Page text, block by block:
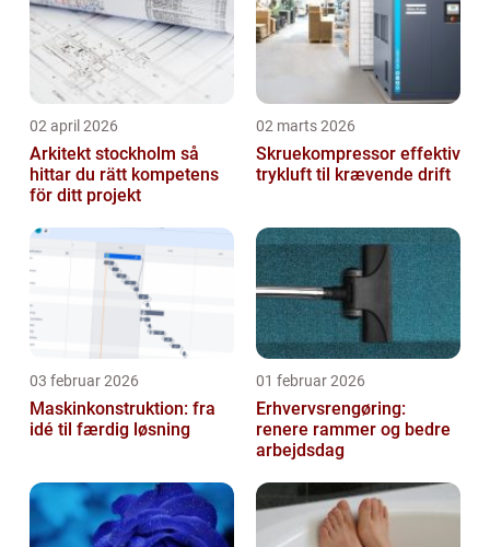
02 april 2026
Arkitekt stockholm så
hittar du rätt kompetens
för ditt projekt
02 marts 2026
Skruekompressor effektiv
trykluft til krævende drift
03 februar 2026
Maskinkonstruktion: fra
idé til færdig løsning
01 februar 2026
Erhvervsrengøring:
renere rammer og bedre
arbejdsdag